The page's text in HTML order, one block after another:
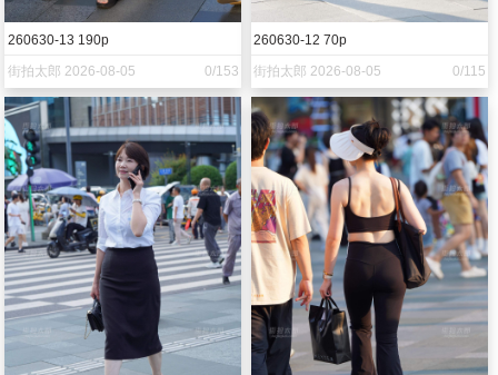
260630-13 190p
街拍太郎 2026-08-05
0/153
260630-12 70p
街拍太郎 2026-08-05
0/115